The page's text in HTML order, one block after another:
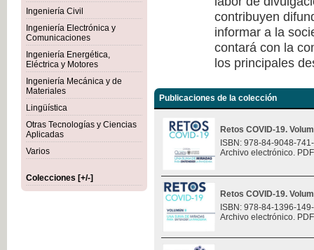
Ingeniería Civil
Ingeniería Electrónica y
Comunicaciones
Ingeniería Energética,
Eléctrica y Motores
Ingeniería Mecánica y de
Materiales
Lingüística
Otras Tecnologías y Ciencias
Aplicadas
Varios
Colecciones [+/-]
contribuyen
informar a la
contará con la
los principales
Publicaciones de la colección
Retos COVID-19.
ISBN: 978-84-9048-
Archivo electrónico.
Retos COVID-19.
ISBN: 978-84-1396-
Archivo electrónico.